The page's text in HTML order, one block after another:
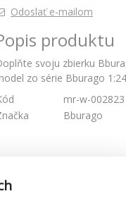
Odoslať e-mailom
produktu
svoju zbierku
zo série Bburago
mr-w-002823
Bburago